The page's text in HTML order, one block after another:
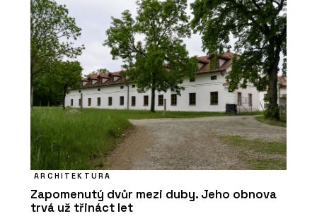
ARCHITEKTURA
Zapomenutý dvůr mezi duby. Jeho obnova
trvá už třináct let